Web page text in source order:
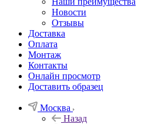
Новости
Отзывы
Доставка
Оплата
Монтаж
Контакты
Онлайн просмотр
Доставить образец
Москва
Назад